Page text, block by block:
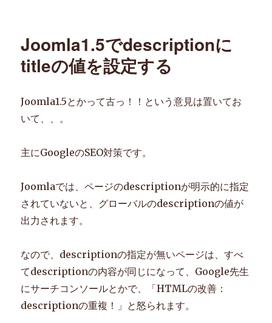
ラ
タ
検
索
ス
ト
示
の
時
に
ブ
タ
イ
ト
ル
に
Joomla1.5でdescriptionに
titleの値を設定する
Joomla1.5とかって古っ！！という意見は置いてお
いて、、。
主にGoogleのSEO対策です。
Joomlaでは、ページのdescriptionが明示的に指定
されていないと、グローバルのdescriptionの値が
出力されます。
なので、descriptionの指定が無いページは、すべ
てdescriptionの内容が同じになって、Google先生
にサーチコンソールとかで、「HTMLの改善：
descriptionの重複！」と怒られます。